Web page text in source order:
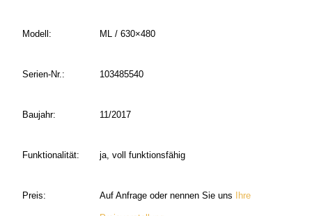
Modell: ML / 630×480
Serien-Nr.: 103485540
Baujahr: 11/2017
Funktionalität: ja, voll funktionsfähig
Preis: Auf Anfrage oder nennen Sie uns Ihre